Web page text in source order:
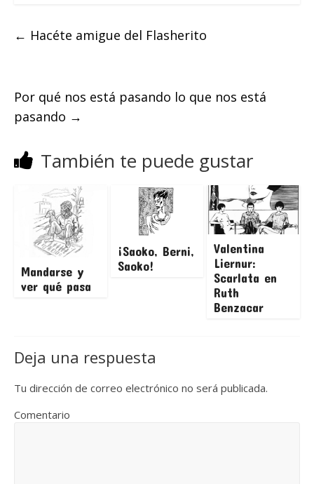
← Hacéte amigue del Flasherito
Por qué nos está pasando lo que nos está
pasando →
También te puede gustar
Mandarse y
ver qué pasa
¡Saoko, Berni,
Saoko!
Valentina
Liernur:
Scarlata en
Ruth
Benzacar
Deja una respuesta
Tu dirección de correo electrónico no será publicada.
Comentario